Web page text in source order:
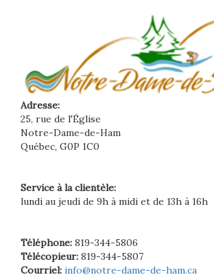
Adresse:
25, rue de l'Église
Notre-Dame-de-Ham
Québec, G0P 1C0
Service à la clientèle:
lundi au jeudi de 9h à midi et de 13h à 16h
Téléphone: 819-344-5806
Télécopieur: 819-344-5807
Courriel: info@notre-dame-de-ham.ca